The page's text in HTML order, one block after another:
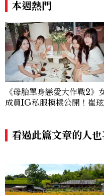
本週熱門
《母胎單身戀愛大作戰2》
成員IG私服模樣公開！崔玹
看過此篇文章的人